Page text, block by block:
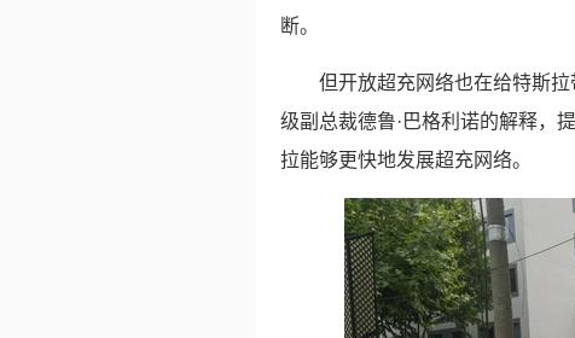
断。
但开放超充网络也在给特斯
级副总裁德鲁·巴格利诺的解释，
拉能够更快地发展超充网络。